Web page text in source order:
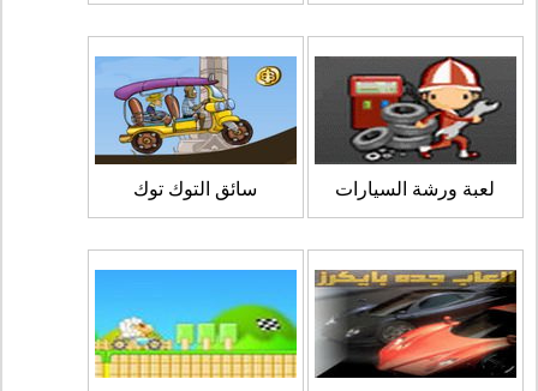
لعبة ورشة السيارات سائق التوك توك